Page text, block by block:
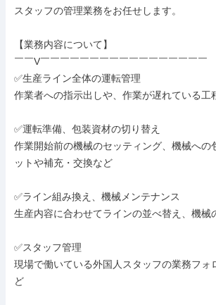
スタッフの管理業務をお任せします。
【業務内容について】
￣￣V￣￣￣￣￣￣￣￣￣￣￣￣￣￣￣￣￣
✅生産ライン全体の運転管理
作業者への指示出しや、作業が遅れている工
✅運転準備、包装資材の切り替え
作業開始前の機械のセッティング、機械への
ットや補充・交換など
✅ライン組み換え、機械メンテナンス
生産内容に合わせてラインの並べ替え、機械
✅スタッフ管理
現場で働いている外国人スタッフの業務フォ
ど